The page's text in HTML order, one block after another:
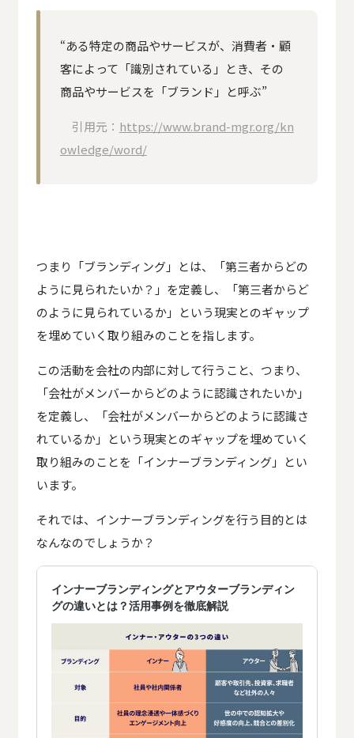
“ある特定の商品やサービスが、消費者・顧
客によって「識別されている」とき、その
商品やサービスを「ブランド」と呼ぶ”
引用元： https://www.brand-mgr.org/kn
owledge/word/
つまり「ブランディング」とは、「第三者からどの
ように見られたいか？」を定義し、「第三者からど
のように見られているか」という現実とのギャップ
を埋めていく取り組みのことを指します。
この活動を会社の内部に対して行うこと、つまり、
「会社がメンバーからどのように認識されたいか」
を定義し、「会社がメンバーからどのように認識さ
れているか」という現実とのギャップを埋めていく
取り組みのことを「インナーブランディング」とい
います。
それでは、インナーブランディングを行う目的とは
なんなのでしょうか？